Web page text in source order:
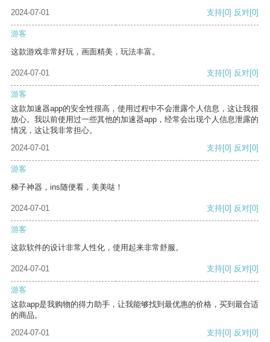
2024-07-01
支持[0] 反对[0]
游客
这款游戏非常好玩，画面精美，玩法丰富。
2024-07-01 支持[0] 反对[0]
游客
这款加速器app的安全性很高，使用过程中不会泄露个人信息，这让我很
放心。我以前使用过一些其他的加速器app，经常会出现个人信息泄露的
情况，这让我非常担心。
2024-07-01
支持[0] 反对[0]
游客
梯子神器，ins随便看，美美哒！
2024-07-01 支持[0] 反对[0]
游客
这款软件的设计非常人性化，使用起来非常舒服。
2024-07-01 支持[0] 反对[0]
游客
这款app是我购物的得力助手，让我能够找到最优惠的价格，买到最合适
的商品。
2024-07-01
支持[0] 反对[0]